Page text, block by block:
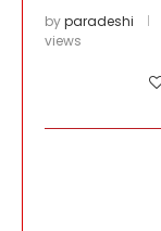
byparadeshi
views